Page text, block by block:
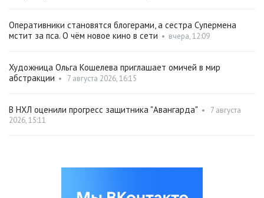
Оперативники становятся блогерами, а сестра Супермена
мстит за пса. О чём новое кино в сети • вчера, 12:09
Художница Ольга Кошелева приглашает омичей в мир
абстракции • 7 августа 2026, 16:15
В НХЛ оценили прогресс защитника "Авангарда" •
7 августа
2026, 15:11